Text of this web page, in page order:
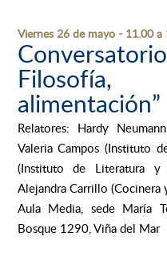
Viernes 26 de mayo - 11.00 a
alimentación”
Relatores: Hardy
Valeria Campos (Instituto
(Instituto de Literatura y
Alejandra Carrillo (Cocinera
Aula Media, sede María
Bosque 1290, Viña del Mar